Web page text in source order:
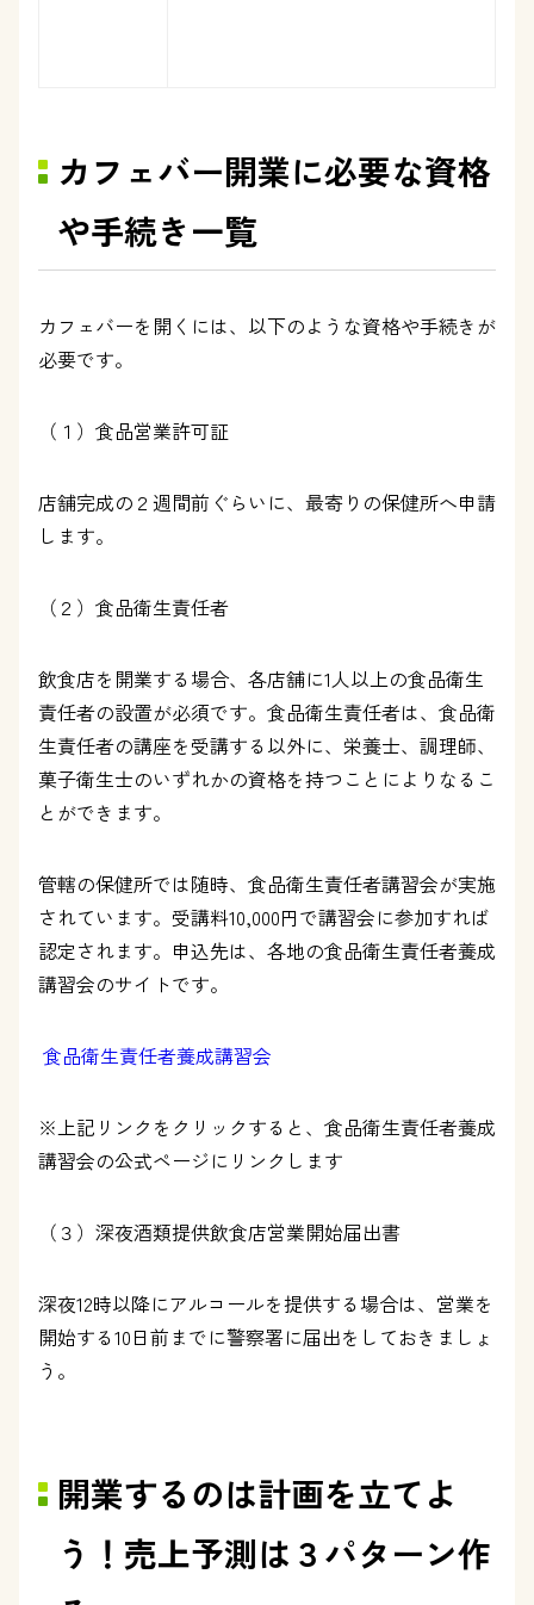
カフェバー開業に必要な資格
や手続き一覧
カフェバーを開くには、以下のような資格や手続きが
必要です。
（１）食品営業許可証
店舗完成の２週間前ぐらいに、最寄りの保健所へ申請
します。
（２）食品衛生責任者
飲食店を開業する場合、各店舗に1人以上の食品衛生
責任者の設置が必須です。食品衛生責任者は、食品衛
生責任者の講座を受講する以外に、栄養士、調理師、
菓子衛生士のいずれかの資格を持つことによりなるこ
とができます。
管轄の保健所では随時、食品衛生責任者講習会が実施
されています。受講料10,000円で講習会に参加すれば
認定されます。申込先は、各地の食品衛生責任者養成
講習会のサイトです。
食品衛生責任者養成講習会
※上記リンクをクリックすると、食品衛生責任者養成
講習会の公式ページにリンクします
（３）深夜酒類提供飲食店営業開始届出書
深夜12時以降にアルコールを提供する場合は、営業を
開始する10日前までに警察署に届出をしておきましょ
う。
開業するのは計画を立てよ
う！売上予測は３パターン作